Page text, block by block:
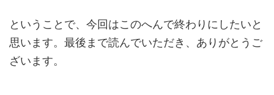
ということで、今回はこのへんで終わりにしたいと
思います。最後まで読んでいただき、ありがとうご
ざいます。